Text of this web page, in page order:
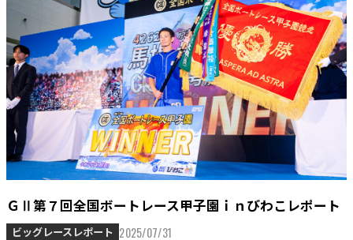
ＧⅡ第７回全国ボートレース甲子園ｉｎびわこレポート
ビッグレースレポート 2025/07/31